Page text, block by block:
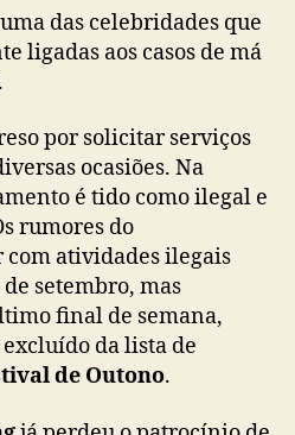
e
e
â
n
d
a
l
e
n
v
o
das celebridades que
ligadas aos casos de má
.
por solicitar serviços
ocasiões. Na
é tido como ilegal e
rumores do
atividades ilegais
setembro, mas
final de semana,
da lista de
de Outono.